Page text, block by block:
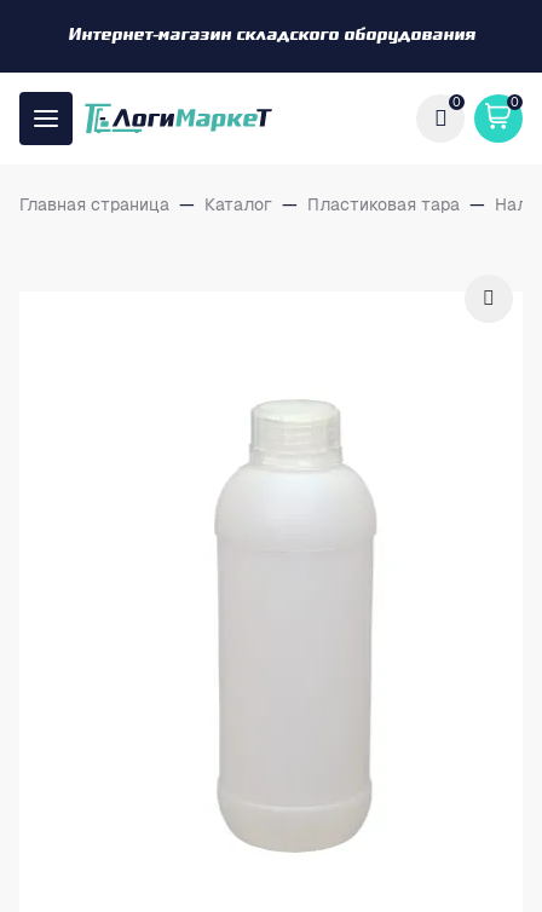
Интернет-магазин складского оборудования
0 0
Главная страница — Каталог — Пластиковая тара —